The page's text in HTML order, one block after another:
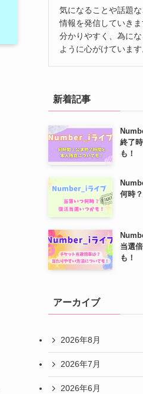
気になることや話題
情報を発信していきま
分かりやすく、為に
ように心がけています
新着記事
終了
も！
何時
当選
も！
アーカイブ
2026年8月
2026年7月
2026年6月